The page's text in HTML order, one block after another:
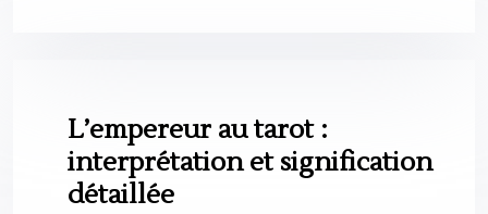
L’empereur au tarot :
interprétation et signification
détaillée